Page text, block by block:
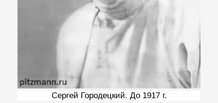
Сергей Городецкий. До 1917 г.